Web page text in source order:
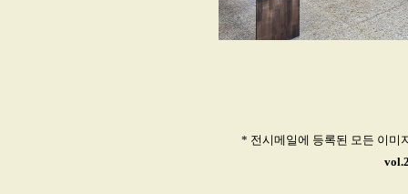
* 전시메일에 등록된 모든 이미